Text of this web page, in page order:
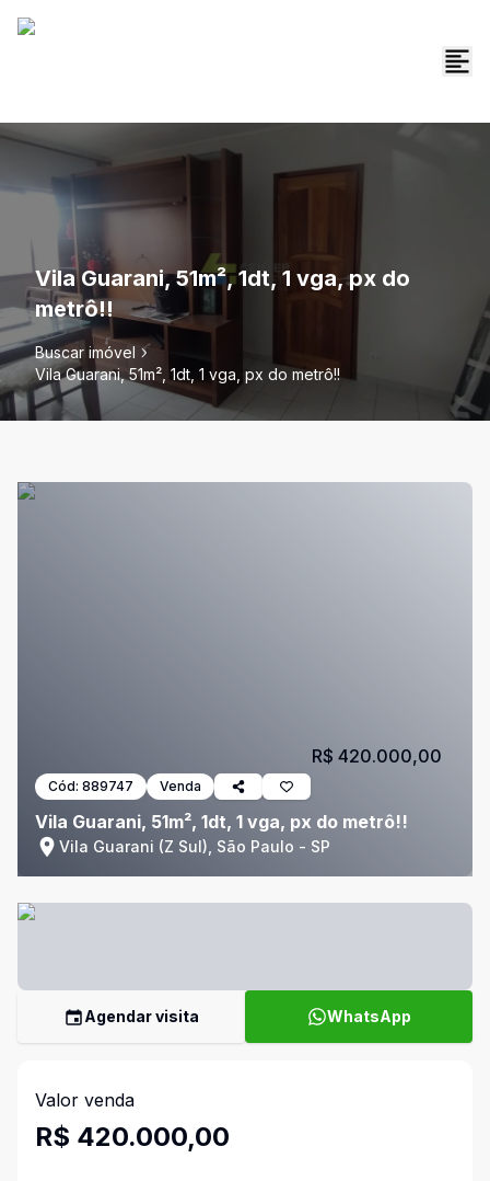
Vila Guarani, 51m², 1dt, 1 vga, px do
metrô!!
Buscar imóvel
Vila Guarani, 51m², 1dt, 1 vga, px do metrô!!
Cód: 889747 Venda
Vila Guarani, 51m², 1dt, 1 vga, px do metrô!!
Vila Guarani (Z Sul), São Paulo - SP
R$ 420.000,00
Agendar visita WhatsApp
Valor venda
R$ 420.000,00